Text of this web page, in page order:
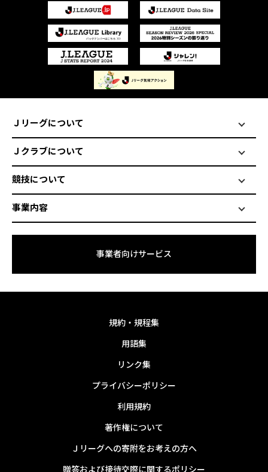
Ｊリーグについて
Ｊクラブについて
競技について
事業内容
事業者向けサービス
規約・規程集
用語集
リンク集
プライバシーポリシー
利用規約
著作権について
Ｊリーグへの寄附をお考えの方へ
贈答および接待交際に関するポリシー